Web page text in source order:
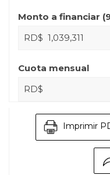
Monto a financiar (
RD$
Cuota mensual
RD$
Imprimir